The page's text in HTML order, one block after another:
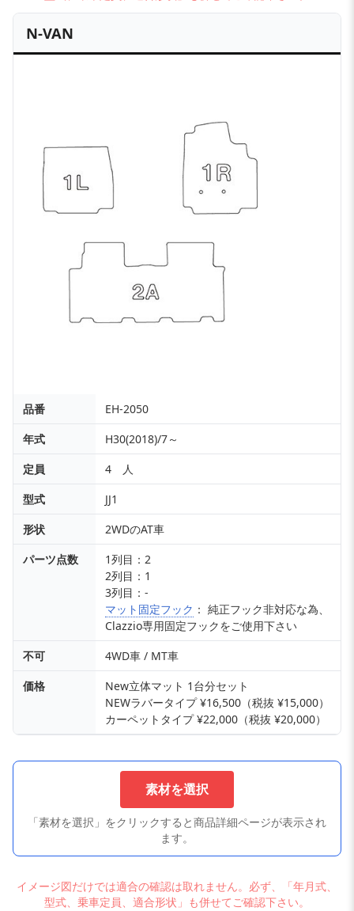
N-VAN
品番
EH-2050
年式
H30(2018)/7～
定員
4 人
型式
JJ1
形状
2WDのAT車
パーツ点数
1列目：2
2列目：1
3列目：-
マット固定フック ： 純正フック非対応な為、
Clazzio専用固定フックをご使用下さい
不可
4WD車 / MT車
価格
New立体マット 1台分セット
NEWラバータイプ ¥16,500（税抜 ¥15,000）
カーペットタイプ ¥22,000（税抜 ¥20,000）
素材を選択
「素材を選択」をクリックすると商品詳細ページが表示され
ます。
イメージ図だけでは適合の確認は取れません。必ず、「年月式、
型式、乗車定員、適合形状」も併せてご確認下さい。